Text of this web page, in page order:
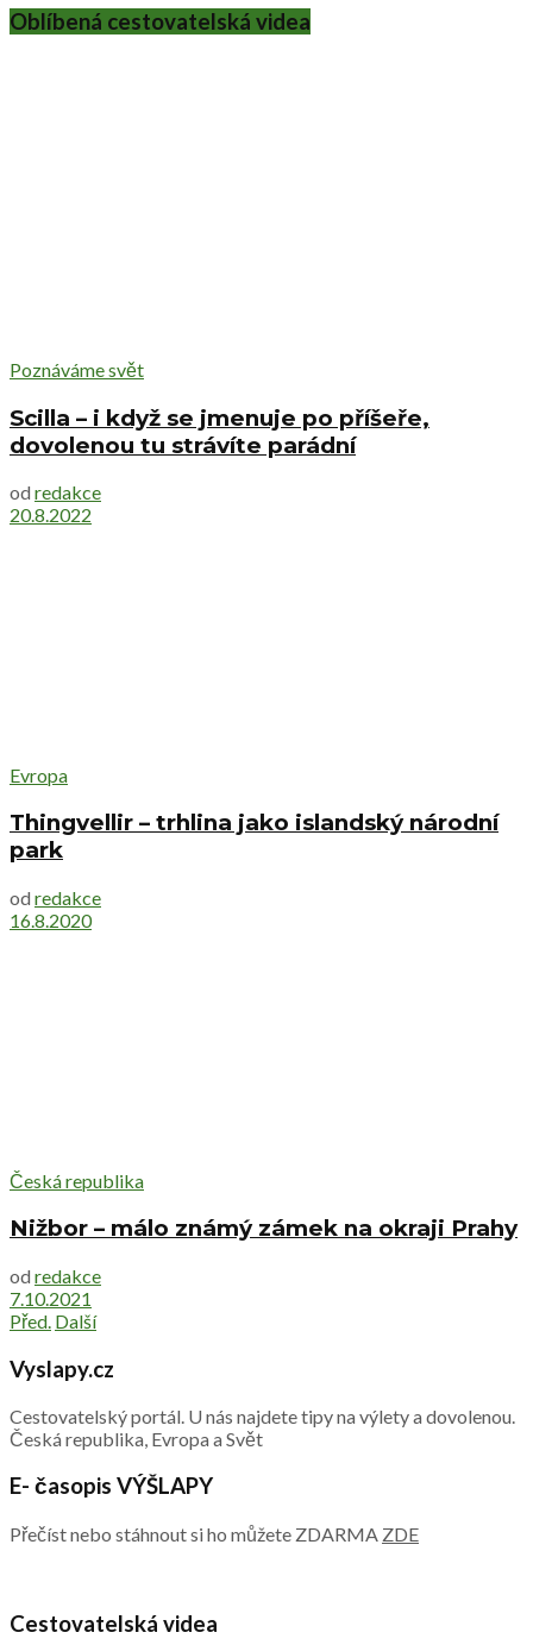
Oblíbená cestovatelská videa
Poznáváme svět
Scilla – i když se jmenuje po příšeře,
dovolenou tu strávíte parádní
od redakce
20.8.2022
Evropa
Thingvellir – trhlina jako islandský národní
park
od redakce
16.8.2020
Česká republika
Nižbor – málo známý zámek na okraji Prahy
od redakce
7.10.2021
Před. Další
Vyslapy.cz
Cestovatelský portál. U nás najdete tipy na výlety a dovolenou.
Česká republika, Evropa a Svět
E- časopis VÝŠLAPY
Přečíst nebo stáhnout si ho můžete ZDARMA ZDE
Cestovatelská videa